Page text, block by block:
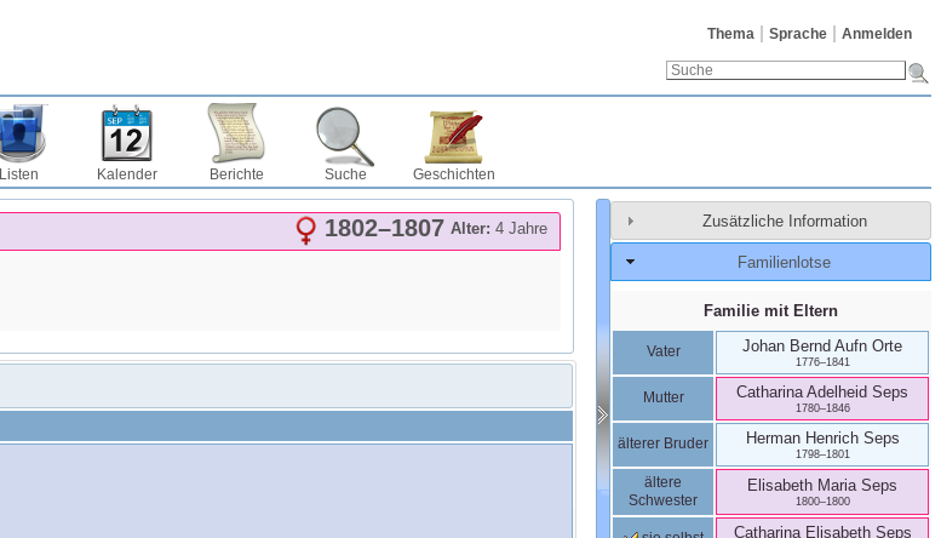
Thema Sprache Anmelden
Listen Kalender Berichte Suche Geschichten
Alter: 4 Jahre
1802–1807 Zusätzliche Information
Familienlotse
Familie mit Eltern
Vater Johan Bernd Aufn Orte
1776–1841
Mutter Catharina Adelheid Seps
1780–1846
älterer Bruder Herman Henrich Seps
1798–1801
ältere
Schwester
Elisabeth Maria Seps
1800–1800
Catharina Elisabeth Seps